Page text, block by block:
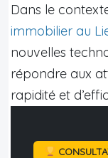
Dans le
immobilier au
nouvelles
répondre aux
rapidité et